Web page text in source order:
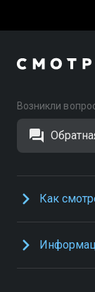
Возникли
Как